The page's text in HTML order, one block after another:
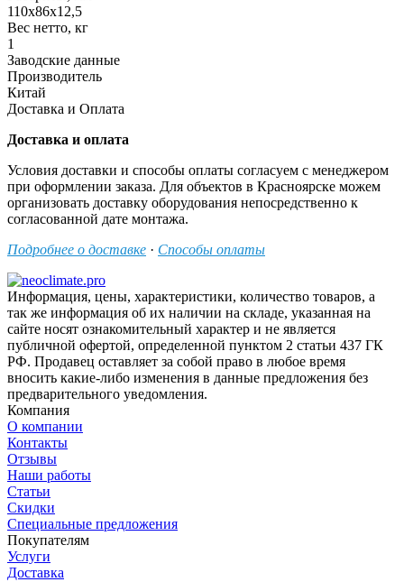
110х86х12,5
Вес нетто, кг
1
Заводские данные
Производитель
Китай
Доставка и Оплата
Доставка и оплата
Условия доставки и способы оплаты согласуем с менеджером
при оформлении заказа. Для объектов в Красноярске можем
организовать доставку оборудования непосредственно к
согласованной дате монтажа.
Подробнее о доставке · Способы оплаты
Информация, цены, характеристики, количество товаров, а
так же информация об их наличии на складе, указанная на
сайте носят ознакомительный характер и не является
публичной офертой, определенной пунктом 2 статьи 437 ГК
РФ. Продавец оставляет за собой право в любое время
вносить какие-либо изменения в данные предложения без
предварительного уведомления.
Компания
О компании
Контакты
Отзывы
Наши работы
Статьи
Скидки
Специальные предложения
Покупателям
Услуги
Доставка